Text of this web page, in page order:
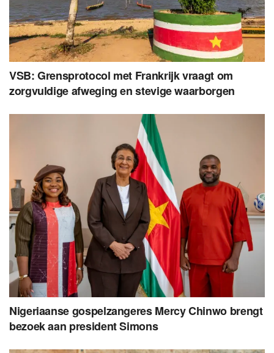
VSB: Grensprotocol met Frankrijk vraagt om
zorgvuldige afweging en stevige waarborgen
Nigeriaanse gospelzangeres Mercy Chinwo brengt
bezoek aan president Simons